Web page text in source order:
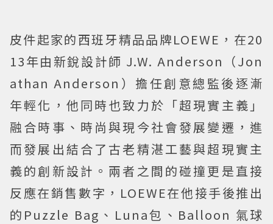
皮件起家的西班牙精品品牌LOEWE，在20
13年由新銳設計師 J.W. Anderson（Jon
athan Anderson）擔任創意總監後逐漸
年輕化，他同時也致力於「超現實主義」
融合時事、時尚與現今社會發展變遷，進
而發展出結合了古老精湛工藝與超現實主
義的創新設計。兩者之間的碰撞更是直接
反應在銷售數字，LOEWE在他接手後推出
的Puzzle Bag、Luna包、Balloon 氣球